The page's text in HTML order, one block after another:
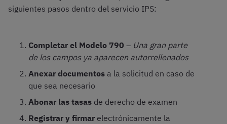
siguientes pasos dentro del servicio IPS:
Completar el Modelo 790 – Una gran parte
de los campos ya aparecen autorrellenados
Anexar documentos a la solicitud en caso de
que sea necesario
Abonar las tasas de derecho de examen
Registrar y firmar electrónicamente la